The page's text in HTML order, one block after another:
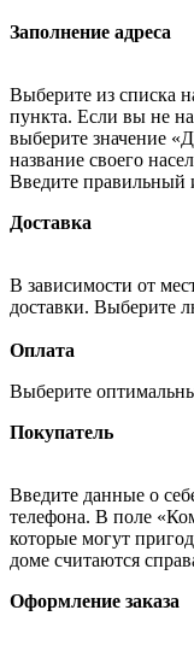
Заполнение адреса
Выберите из списка
пункта. Если вы не
выберите значение
название своего
Введите правильный
Доставка
В зависимости от
доставки. Выберите
Оплата
Выберите
Покупатель
Введите данные о
телефона. В поле
которые могут
доме считаются
Оформление заказа